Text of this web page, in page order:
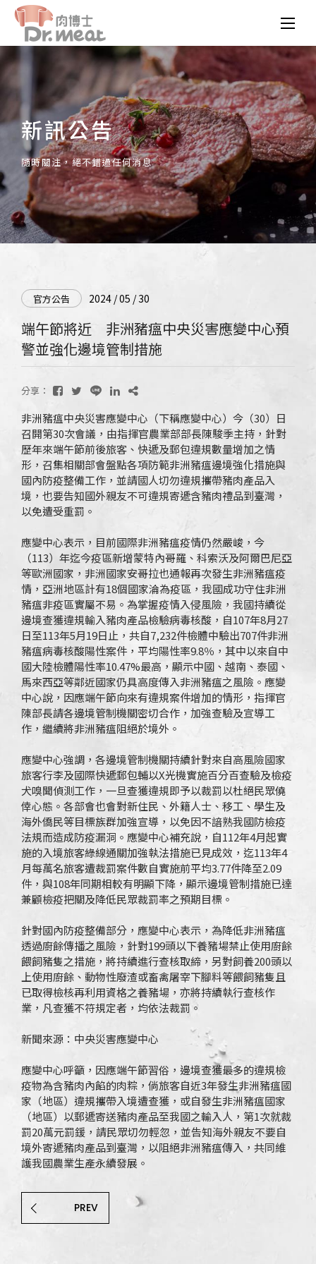
新訊公告
隨時關注，絕不錯過任何消息
官方公告 2024 / 05 / 30
端午節將近 非洲豬瘟中央災害應變中心預
警並強化邊境管制措施
分享：
非洲豬瘟中央災害應變中心（下稱應變中心）今（30）日
召開第30次會議，由指揮官農業部部長陳駿季主持，針對
歷年來端午節前後旅客、快遞及郵包違規數量增加之情
形，召集相關部會盤點各項防範非洲豬瘟邊境強化措施與
國內防疫整備工作，並請國人切勿違規攜帶豬肉產品入
境，也要告知國外親友不可違規寄遞含豬肉禮品到臺灣，
以免遭受重罰。
應變中心表示，目前國際非洲豬瘟疫情仍然嚴峻，今
（113）年迄今疫區新增蒙特內哥羅、科索沃及阿爾巴尼亞
等歐洲國家，非洲國家安哥拉也通報再次發生非洲豬瘟疫
情，亞洲地區計有18個國家淪為疫區，我國成功守住非洲
豬瘟非疫區實屬不易。為掌握疫情入侵風險，我國持續從
邊境查獲違規輸入豬肉產品檢驗病毒核酸，自107年8月27
日至113年5月19日止，共自7,232件檢體中驗出707件非洲
豬瘟病毒核酸陽性案件，平均陽性率9.8％，其中以來自中
國大陸檢體陽性率10.47%最高，顯示中國、越南、泰國、
馬來西亞等鄰近國家仍具高度傳入非洲豬瘟之風險。應變
中心說，因應端午節向來有違規案件增加的情形，指揮官
陳部長請各邊境管制機關密切合作，加強查驗及宣導工
作，繼續將非洲豬瘟阻絕於境外。
應變中心強調，各邊境管制機關持續針對來自高風險國家
旅客行李及國際快遞郵包輔以X光機實施百分百查驗及檢疫
犬嗅聞偵測工作，一旦查獲違規即予以裁罰以杜絕民眾僥
倖心態。各部會也會對新住民、外籍人士、移工、學生及
海外僑民等目標族群加強宣導，以免因不諳熟我國防檢疫
法規而造成防疫漏洞。應變中心補充說，自112年4月起實
施的入境旅客綠線通關加強執法措施已見成效，迄113年4
月每萬名旅客遭裁罰案件數自實施前平均3.77件降至2.09
件，與108年同期相較有明顯下降，顯示邊境管制措施已達
兼顧檢疫把關及降低民眾裁罰率之預期目標。
針對國內防疫整備部分，應變中心表示，為降低非洲豬瘟
透過廚餘傳播之風險，針對199頭以下養豬場禁止使用廚餘
餵飼豬隻之措施，將持續進行查核取締，另對飼養200頭以
上使用廚餘、動物性廢渣或畜禽屠宰下腳料等餵飼豬隻且
已取得檢核再利用資格之養豬場，亦將持續執行查核作
業，凡查獲不符規定者，均依法裁罰。
新聞來源：中央災害應變中心
應變中心呼籲，因應端午節習俗，邊境查獲最多的違規檢
疫物為含豬肉內餡的肉粽，倘旅客自近3年發生非洲豬瘟國
家（地區）違規攜帶入境遭查獲，或自發生非洲豬瘟國家
（地區）以郵遞寄送豬肉產品至我國之輸入人，第1次就裁
罰20萬元罰鍰，請民眾切勿輕忽，並告知海外親友不要自
境外寄遞豬肉產品到臺灣，以阻絕非洲豬瘟傳入，共同維
護我國農業生產永續發展。
PREV